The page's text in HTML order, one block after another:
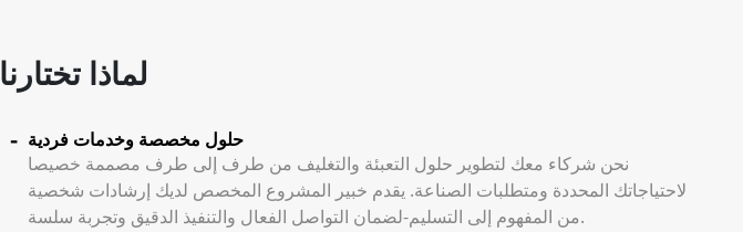
لماذا تختارنا
حلول مخصصة وخدمات فردية
نحن شركاء معك لتطوير حلول التعبئة والتغليف من طرف إلى طرف مصممة خصيصا
لاحتياجاتك المحددة ومتطلبات الصناعة. يقدم خبير المشروع المخصص لديك إرشادات شخصية
من المفهوم إلى التسليم-لضمان التواصل الفعال والتنفيذ الدقيق وتجربة سلسة.